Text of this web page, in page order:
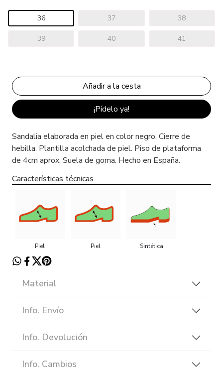
36 37 38
39 40 41
¡Pídelo ya!
Sandalia elaborada en piel en color negro. Cierre de
hebilla. Plantilla acolchada de piel. Piso de plataforma
de 4cm aprox. Suela de goma. Hecho en España.
Características técnicas
Piel Piel Sintética
Material
Info. Envío
Info. Devolución
Info. Cambios